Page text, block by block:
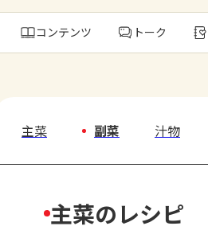
コンテンツ トーク
主菜 副菜 汁物
主菜のレシピ